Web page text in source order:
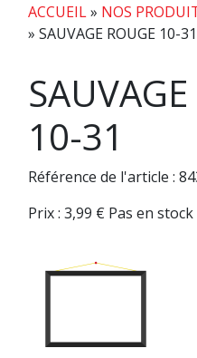
ACCUEIL» NOS
» SAUVAGE ROUGE 10-31
10-31
Référence de l'article :
Prix : 3,99 € Pas en stock